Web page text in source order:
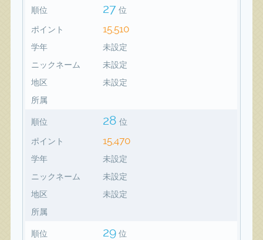
順位 27 位
ポイント 15,510
学年
未設定
ニックネーム
未設定
地区
未設定
所属
順位 28 位
ポイント 15,470
学年
未設定
ニックネーム
未設定
地区
未設定
所属
順位 29 位